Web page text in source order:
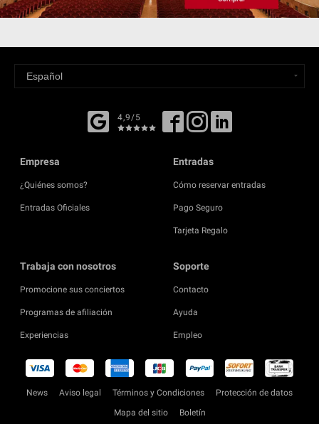
4,9/5
Empresa
¿Quiénes somos?
Entradas Oficiales
Entradas
Cómo reservar entradas
Pago Seguro
Tarjeta Regalo
Trabaja con nosotros
Promocione sus conciertos
Programas de afiliación
Experiencias
Soporte
Contacto
Ayuda
Empleo
News Aviso legal Términos y Condiciones
Protección de datos
Mapa del sitio
Boletín